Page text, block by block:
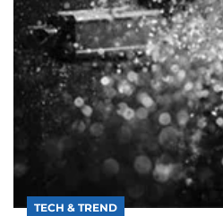
TECH & TREND